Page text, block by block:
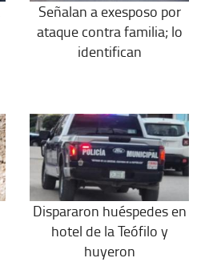
Señalan a exesposo por
ataque contra familia; lo
identifican
Dispararon huéspedes en
hotel de la Teófilo y
huyeron